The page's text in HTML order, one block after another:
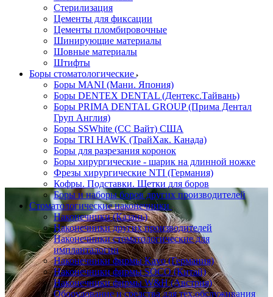
Стерилизация
Цементы для фиксации
Цементы пломбировочные
Шинирующие материалы
Шовные материалы
Штифты
Боры стоматологические
Боры MANI (Мани. Япония)
Боры DENTEX DENTAL (Дентекс.Тайвань)
Боры PRIMA DENTAL GROUP (Прима Дентал
Груп Англия)
Боры SSWhite (СС Вайт) США
Боры TRI HAWK (ТрайХак. Канада)
Боры для разрезания коронок
Боры хирургические - шарик на длинной ножке
Фрезы хирургические NTI (Германия)
Кофры. Подставки. Щетки для боров
Боры и наборы боров других производителей
Стоматологические наконечники
Наконечники (Казань)
Наконечники других производителей
Наконечники стоматологические для
импланталогии
Наконечники фирмы Kavo (Германия)
Наконечники фирмы SOCO (Китай)
Наконечники фирмы W&H (Австрия)
Оборудование и средства для тех.обслуживания